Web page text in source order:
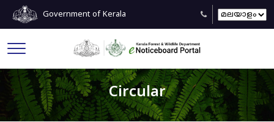
Government of Kerala
Circular